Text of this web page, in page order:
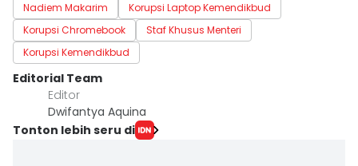
Nadiem Makarim
Korupsi Laptop Kemendikbud
Korupsi Chromebook
Staf Khusus Menteri
Korupsi Kemendikbud
Editorial Team
Editor
Dwifantya Aquina
Tonton lebih seru di